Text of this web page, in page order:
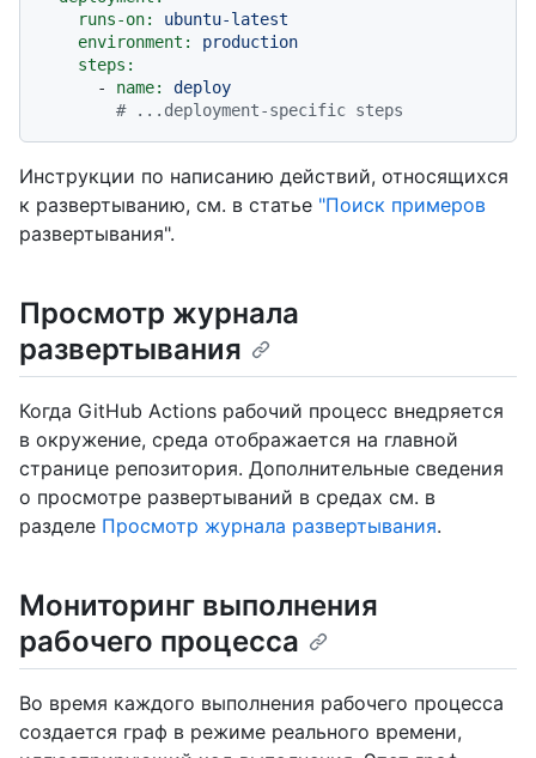
runs-on:
ubuntu-latest
environment:
production
steps:
-
name:
deploy
# ...deployment-specific steps
Инструкции по написанию действий, относящихся
к развертыванию, см. в статье "Поиск примеров
развертывания".
Просмотр журнала
развертывания
Когда GitHub Actions рабочий процесс внедряется
в окружение, среда отображается на главной
странице репозитория. Дополнительные сведения
о просмотре развертываний в средах см. в
разделе Просмотр журнала развертывания.
Мониторинг выполнения
рабочего процесса
Во время каждого выполнения рабочего процесса
создается граф в режиме реального времени,